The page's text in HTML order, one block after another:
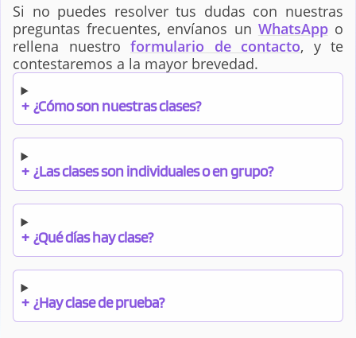
Si no puedes resolver tus dudas con nuestras
preguntas frecuentes, envíanos un WhatsAppo
rellena nuestro formulario de contacto, y te
contestaremos a la mayor brevedad.
+ ¿Cómo son nuestras clases?
+ ¿Las clases son individuales o en grupo?
+ ¿Qué días hay clase?
+ ¿Hay clase de prueba?